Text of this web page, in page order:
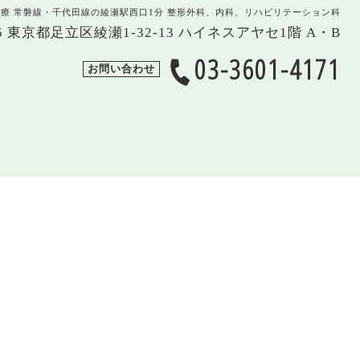
常磐線・千代田線の綾瀬駅西口1分 整形外科、内科、リハビリテーション科
東京都足立区綾瀬1-32-13 ハイネスアヤセ1階 A・B
お問い合わせ 03-3601-4171